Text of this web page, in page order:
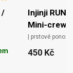
/
Injinji RUN
Mini-crew /
| prstové
450 Kč